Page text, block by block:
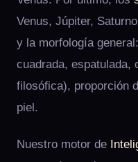
Venus, Júpiter,
y la morfología
cuadrada, espatulada,
filosófica), proporción
piel.
Nuestro motor de